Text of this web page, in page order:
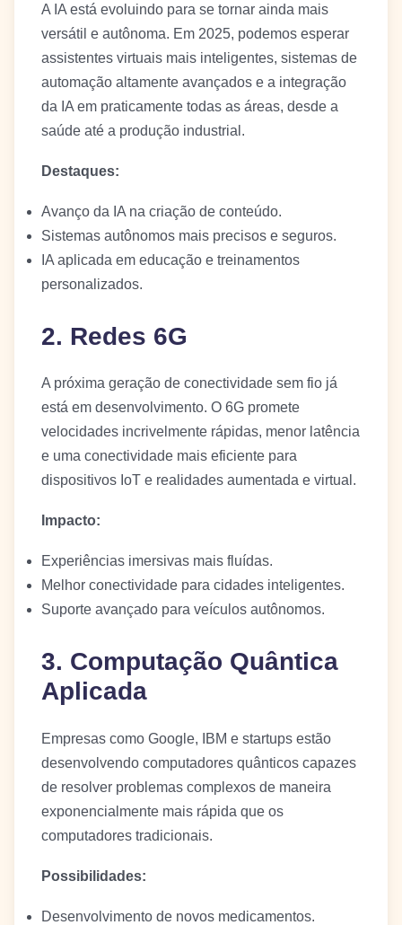
A IA está evoluindo para se tornar ainda mais
versátil e autônoma. Em 2025, podemos esperar
assistentes virtuais mais inteligentes, sistemas de
automação altamente avançados e a integração
da IA em praticamente todas as áreas, desde a
saúde até a produção industrial.
Destaques:
Avanço da IA na criação de conteúdo.
Sistemas autônomos mais precisos e seguros.
IA aplicada em educação e treinamentos
personalizados.
2. Redes 6G
A próxima geração de conectividade sem fio já
está em desenvolvimento. O 6G promete
velocidades incrivelmente rápidas, menor latência
e uma conectividade mais eficiente para
dispositivos IoT e realidades aumentada e virtual.
Impacto:
Experiências imersivas mais fluídas.
Melhor conectividade para cidades inteligentes.
Suporte avançado para veículos autônomos.
3. Computação Quântica
Aplicada
Empresas como Google, IBM e startups estão
desenvolvendo computadores quânticos capazes
de resolver problemas complexos de maneira
exponencialmente mais rápida que os
computadores tradicionais.
Possibilidades:
Desenvolvimento de novos medicamentos.